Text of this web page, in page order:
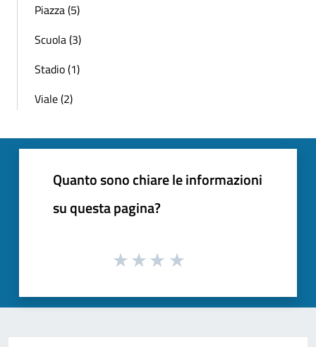
Piazza (5)
Scuola (3)
Stadio (1)
Viale (2)
Quanto sono chiare le informazioni
su questa pagina?